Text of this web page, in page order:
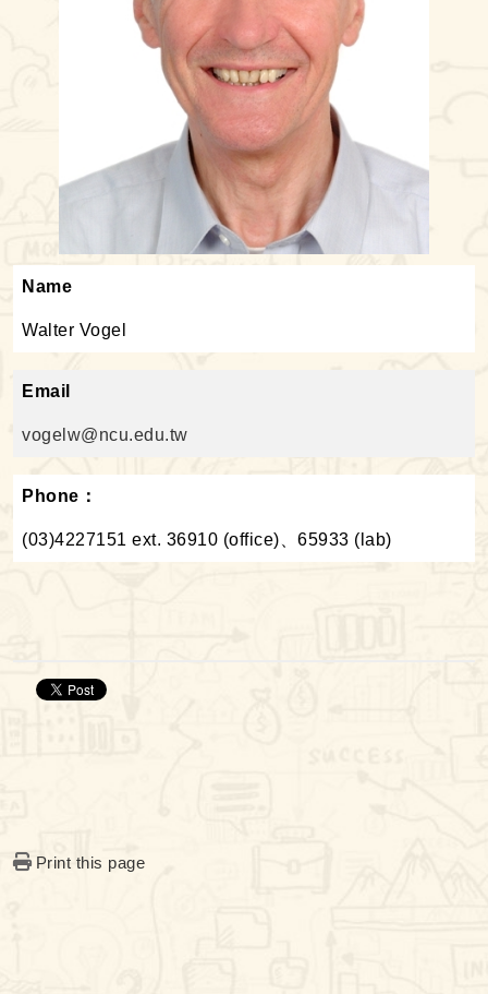
Name
Walter Vogel
Email
vogelw@ncu.edu.tw
Phone：
(03)4227151 ext. 36910 (office)、65933 (lab)
Print this page